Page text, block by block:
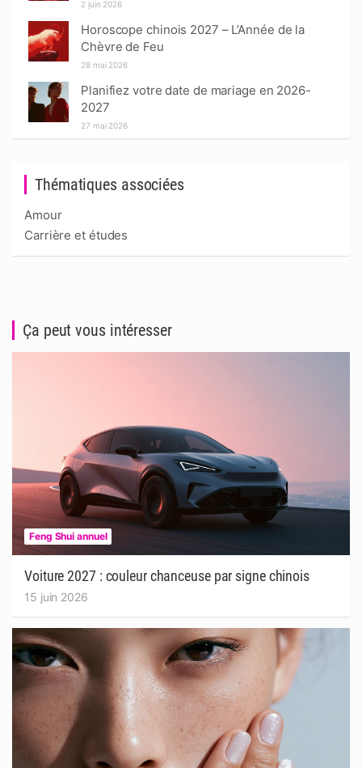
Thématiques associées
Amour
Carrière et études
2 juin 2026
Horoscope chinois 2027 – L’Année de la
Chèvre de Feu
28 mai 2026
Planifiez votre date de mariage en 2026-
2027
27 mai 2026
Ça peut vous intéresser
Feng Shui annuel
Voiture 2027 : couleur chanceuse par signe chinois
15 juin 2026